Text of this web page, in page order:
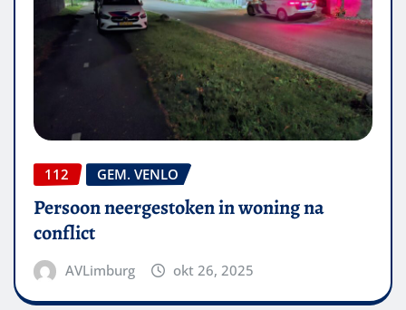
112 GEM. VENLO
Persoon neergestoken in woning na
conflict
AVLimburg okt 26, 2025